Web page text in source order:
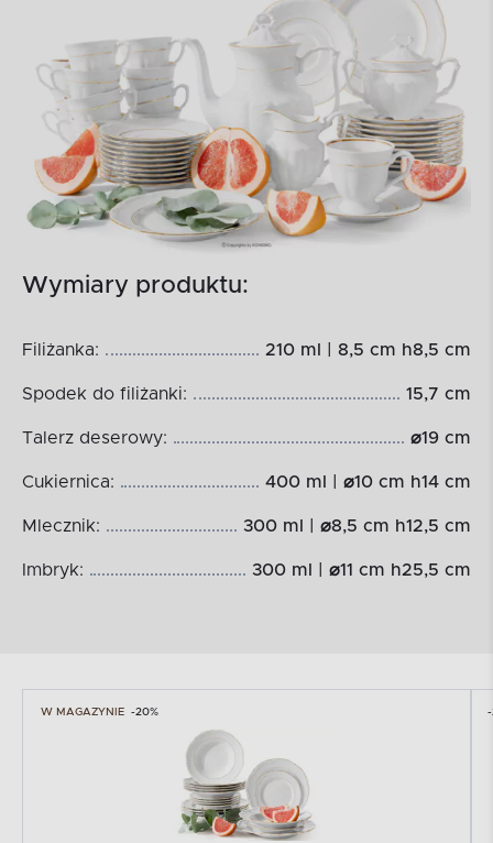
Wymiary produktu:
Filiżanka: 210 ml | 8,5 cm h8,5 cm
Spodek do filiżanki: 15,7 cm
Talerz deserowy: ⌀19 cm
Cukiernica: 400 ml | ⌀10 cm h14 cm
Mlecznik: 300 ml | ⌀8,5 cm h12,5 cm
Imbryk: 300 ml | ⌀11 cm h25,5 cm
W MAGAZYNIE -20% -